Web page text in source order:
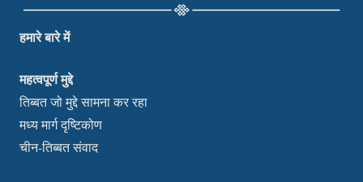
हमारे बारे में
महत्वपूर्ण मुद्दे
तिब्बत जो मुद्दे सामना कर रहा
मध्य मार्ग दृष्टिकोण
चीन-तिब्बत संवाद